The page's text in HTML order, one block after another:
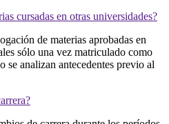
cursadas en otras universidades?
de materias aprobadas en
sólo una vez matriculado como
se analizan antecedentes previo al